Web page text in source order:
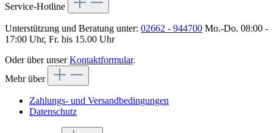
Service-Hotline
Unterstützung und Beratung unter: 02662 - 944700 Mo.-Do. 08:00 -
17:00 Uhr, Fr. bis 15.00 Uhr
Oder über unserKontaktformular.
Mehr über
Zahlungs- und Versandbedingungen
Datenschutz